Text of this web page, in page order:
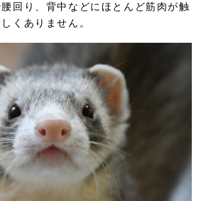
回り、背中などにほとんど筋肉が触
くありません。